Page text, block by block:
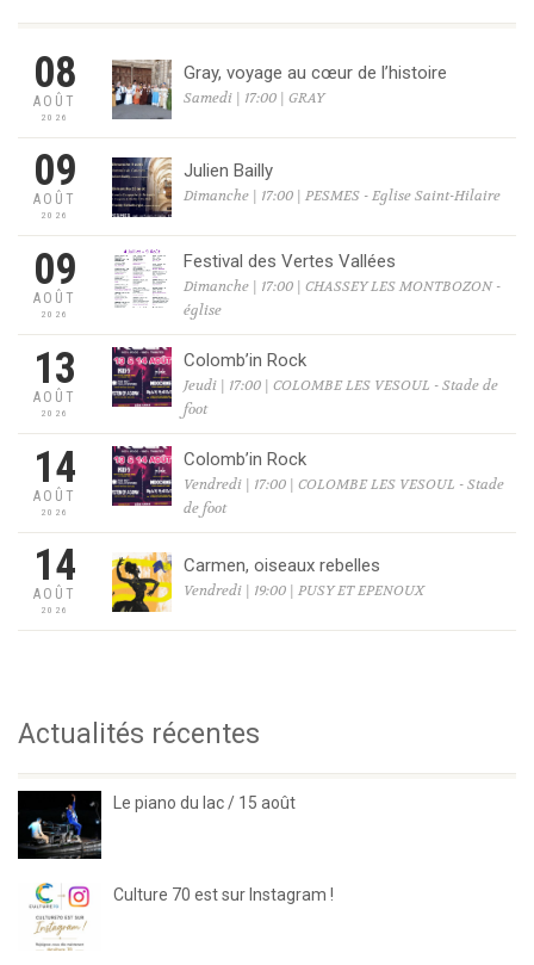
08
AOÛT
2026
Gray, voyage au cœur de l’histoire
Samedi | 17:00 | GRAY
09
AOÛT
2026
Julien Bailly
Dimanche | 17:00 | PESMES - Eglise Saint-Hilaire
09
AOÛT
2026
Festival des Vertes Vallées
Dimanche | 17:00 | CHASSEY LES MONTBOZON -
église
13
AOÛT
2026
Colomb’in Rock
Jeudi | 17:00 | COLOMBE LES VESOUL - Stade de
foot
14
AOÛT
2026
Colomb’in Rock
Vendredi | 17:00 | COLOMBE LES VESOUL - Stade
de foot
14
AOÛT
2026
Carmen, oiseaux rebelles
Vendredi | 19:00 | PUSY ET EPENOUX
Actualités récentes
Le piano du lac / 15 août
Culture 70 est sur Instagram !